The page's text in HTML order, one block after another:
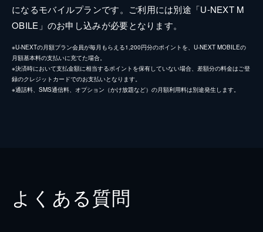
になるモバイルプランです。ご利用には別途「U-NEXT M
OBILE」のお申し込みが必要となります。
※U-NEXTの月額プラン会員が毎月もらえる1,200円分のポイントを、U-NEXT MOBILEの
月額基本料の支払いに充てた場合。
※決済時において支払金額に相当するポイントを保有していない場合、差額分の料金はご登
録のクレジットカードでのお支払いとなります。
※通話料、SMS通信料、オプション（かけ放題など）の月額利用料は別途発生します。
よくある質問